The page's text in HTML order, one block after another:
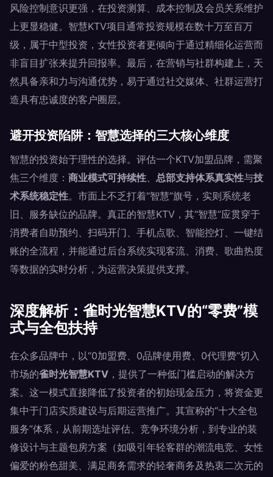
风险控制意识更强，在投资测算、成本控制及会员关系维护
上更显稳健。智慧KTV项目通常投资规模在数十万至百万
级，属于中型投资，女性投资者更倾向于通过精细化运营而
非盲目扩张来提升回报率。最后，在营销与社群构建上，天
然具备亲和力与沟通优势，易于通过社交媒体、社群运营打
造具有忠诚度的客户圈层。
避开投资陷阱：智慧选择的三大核心维度
智慧的投资始于理性的选择。评估一个KTV加盟品牌，需聚
焦三个维度： 商业模式可持续性、 总部支持体系真实性与技
术系统稳定性。市面上不乏打着“智慧”旗号，实则系统老
旧、服务缺位的品牌。真正的智慧KTV，其“智慧”应贯穿于
消费者自助预约、扫码开门、手机点歌、智能控灯、一键结
账的全流程，并能通过后台系统实现客流、消费、歌曲热度
等数据的实时分析，为运营决策提供支撑。
深度解析：雀时光智慧KTV的“零费”模
式与全包扶持
在众多品牌中，以“0加盟费、0品牌使用费、0代理费”切入
市场的雀时光智慧KTV ，提供了一种低门槛启动的解决方
案。这一模式直接降低了投资者的初始现金压力，将资金更
集中于门店实质建设与后期运营推广。其宣称的“十大全包
服务”体系，从前期选址评估、竞争环境分析，到专业的装
修设计与主题包房方案（如吸引年轻客群的潮流电竞、女性
偏爱的粉色甜美、满足商务需求的轻奢商务及热衷二次元的